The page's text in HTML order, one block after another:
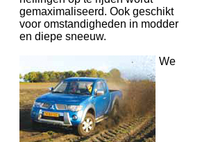
gemaximaliseerd. Ook geschikt
voor omstandigheden in modder
en diepe sneeuw.
We